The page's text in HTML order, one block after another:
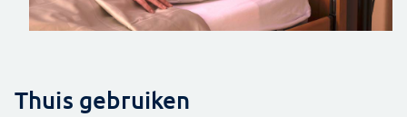
Thuis gebruiken